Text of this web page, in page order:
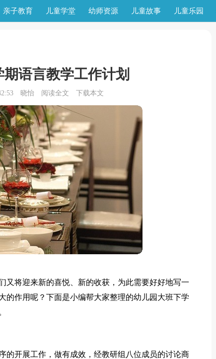
亲子教育 儿童学堂 幼师资源 儿童故事 儿童乐园
语言教学工作计划
晓怡 阅读全文 下载本文
又将迎来新的喜悦、新的收获，为此需要好好地写一
的作用呢？下面是小编帮大家整理的幼儿园大班下学
的开展工作，做有成效，经教研组八位成员的讨论商